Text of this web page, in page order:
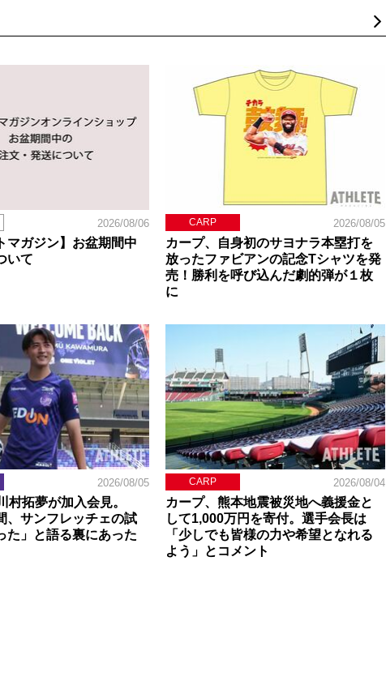
2026/08/06
マガジン】お盆期間中
いて
CARP 2026/08/05
カープ、自身初のサヨナラ本塁打を
放ったファビアンの記念Tシャツを発
売！勝利を呼び込んだ劇的弾が１枚
に
2026/08/05
村拓夢が加入会見。
、サンフレッチェの試
た」と語る裏にあった
CARP 2026/08/04
カープ、熊本地震被災地へ義援金と
して1,000万円を寄付。選手会長は
「少しでも皆様の力や希望となれる
よう」とコメント